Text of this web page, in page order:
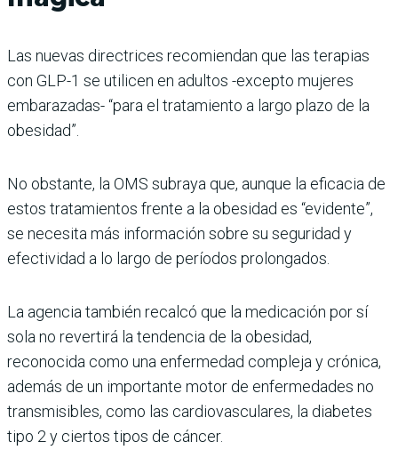
Las nuevas directrices recomiendan que las terapias
con GLP-1 se utilicen en adultos -excepto mujeres
embarazadas- “para el tratamiento a largo plazo de la
obesidad”.
No obstante, la OMS subraya que, aunque la eficacia de
estos tratamientos frente a la obesidad es “evidente”,
se necesita más información sobre su seguridad y
efectividad a lo largo de períodos prolongados.
La agencia también recalcó que la medicación por sí
sola no revertirá la tendencia de la obesidad,
reconocida como una enfermedad compleja y crónica,
además de un importante motor de enfermedades no
transmisibles, como las cardiovasculares, la diabetes
tipo 2 y ciertos tipos de cáncer.